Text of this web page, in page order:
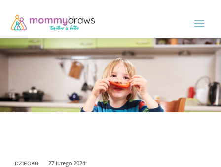
DZIECKO 27 lutego 2024